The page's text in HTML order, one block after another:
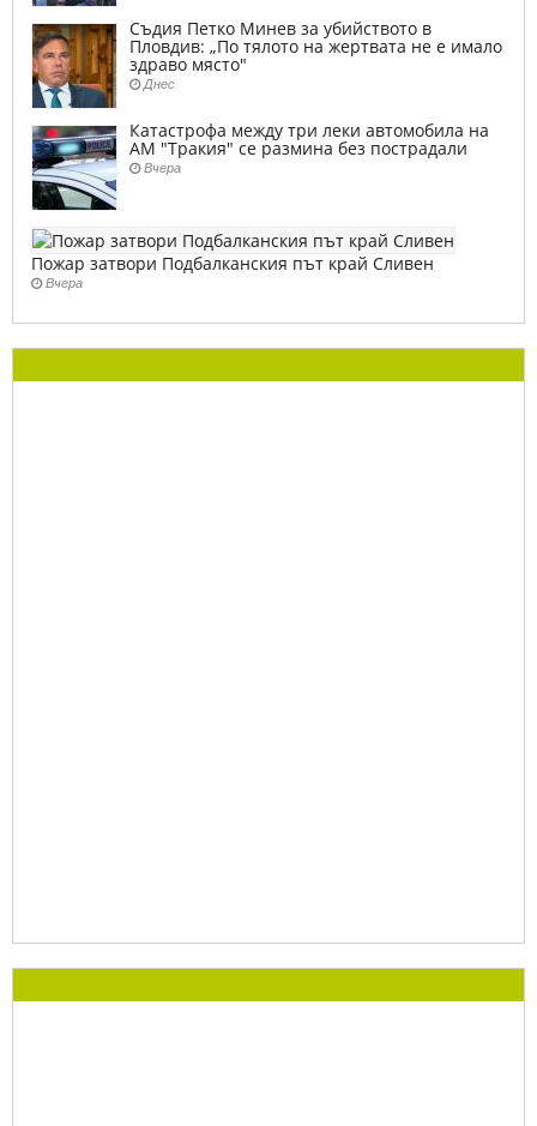
Съдия Петко Минев за убийството в
Пловдив: „По тялото на жертвата не е имало
здраво място"
Днес
Катастрофа между три леки автомобила на
АМ "Тракия" се размина без пострадали
Вчера
Пожар затвори Подбалканския път край Сливен
Вчера